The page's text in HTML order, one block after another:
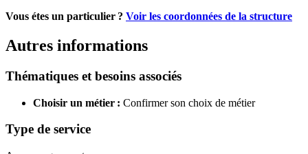
Vous étes un particulier ? Voir les coordonnées de la structure
Autres informations
Thématiques et besoins associés
Choisir un métier : Confirmer son choix de métier
Type de service